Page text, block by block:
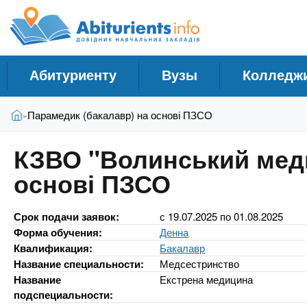
е
и
A
b
i
t
u
r
i
e
С
п
р
о
ч
и
к
У
ч
е
б
н
ы
Абитуриенту Вузы
В
е
с
Главная
»Парамедик (бакалавр) на основі ПЗСО
КЗВО "Волинський
основі ПЗСО
Срок подачи заявок: с 19.07.2025 по01.08.2025
Форма обучения: Денна
Квалификация: Бакалавр
Название специальности: Медсестринство
Название
подспециальности:
Екстрена медицина